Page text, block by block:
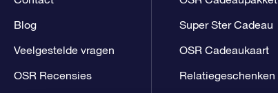
Blog
Veelgestelde vragen
OSR Recensies
Super Ster Cadeau
OSR Cadeaukaart
Relatiegeschenken